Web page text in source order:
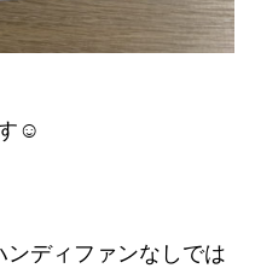
☺
ンディファンなしでは